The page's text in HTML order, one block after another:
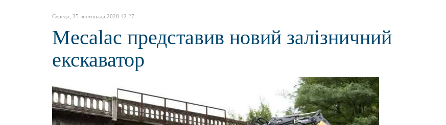
Середа, 25 листопада 2020 12:27
Mecalac представив новий залізничний
екскаватор